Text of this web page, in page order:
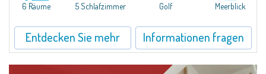
6 Räume
5 Schlafzimmer Golf Meerblick
Entdecken Sie mehr Informationen fragen